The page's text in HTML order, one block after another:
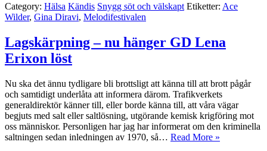
Category: Hälsa Kändis Snygg söt och välskapt Etiketter: Ace
Wilder, Gina Diravi, Melodifestivalen
Lagskärpning – nu hänger GD Lena
Erixon löst
Nu ska det ännu tydligare bli brottsligt att känna till att brott pågår
och samtidigt underlåta att informera därom. Trafikverkets
generaldirektör känner till, eller borde känna till, att våra vägar
begjuts med salt eller saltlösning, utgörande kemisk krigföring mot
oss människor. Personligen har jag har informerat om den kriminella
saltningen sedan inledningen av 1970, så… Read More »